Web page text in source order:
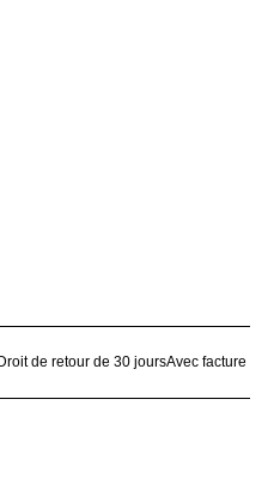
Droit de retour de 30 joursAvec facture